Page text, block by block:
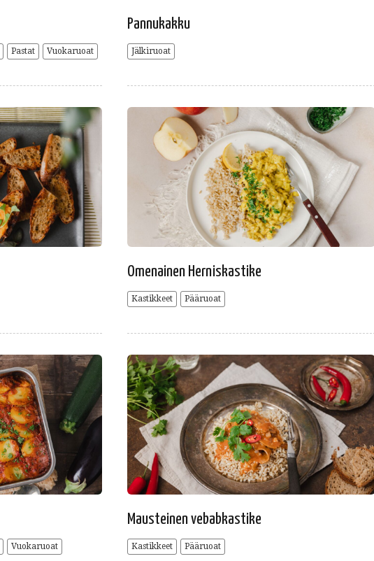
Pastat Vuokaruoat
Pannukakku
Jälkiruoat
Omenainen Herniskastike
Kastikkeet Pääruoat
Vuokaruoat
Mausteinen vebabkastike
Kastikkeet Pääruoat